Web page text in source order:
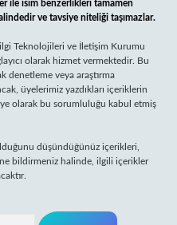
ile isim benzerlikleri tamamen
ve tavsiye niteliği taşımazlar.
Teknolojileri ve İletişim Kurumu
olarak hizmet vermektedir. Bu
denetleme veya araştırma
üyelerimiz yazdıkları içeriklerin
olarak bu sorumluluğu kabul etmiş
düşündüğünüz içerikleri,
bildirmeniz halinde, ilgili içerikler